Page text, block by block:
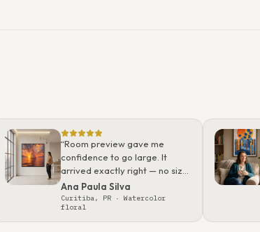
“Room preview gave me
confidence to go large. It
arrived exactly right — no size
or color surprises. I’ve
recommended you to
everyone.
Ana Paula Silva
Curitiba, PR · Watercolor
floral